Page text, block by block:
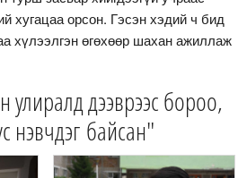
хугацаа орсон. Гэсэн хэдий ч бид
хүлээлгэн өгөхөөр шахан ажиллаж
дээврээс бороо,
нэвчдэг байсан"